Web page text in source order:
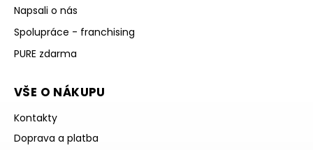
Napsali o nás
Spolupráce - franchising
PURE zdarma
VŠE O NÁKUPU
Kontakty
Doprava a platba